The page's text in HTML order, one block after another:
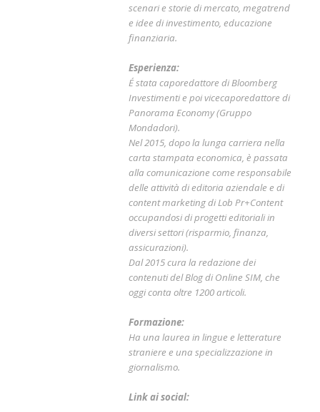
scenari e storie di mercato, megatrend
e idee di investimento, educazione
finanziaria.
Esperienza:
É stata caporedattore di Bloomberg
Investimenti e poi vicecaporedattore di
Panorama Economy (Gruppo
Mondadori).
Nel 2015, dopo la lunga carriera nella
carta stampata economica, è passata
alla comunicazione come responsabile
delle attività di editoria aziendale e di
content marketing di Lob Pr+Content
occupandosi di progetti editoriali in
diversi settori (risparmio, finanza,
assicurazioni).
Dal 2015 cura la redazione dei
contenuti del Blog di Online SIM, che
oggi conta oltre 1200 articoli.
Formazione:
Ha una laurea in lingue e letterature
straniere e una specializzazione in
giornalismo.
Link ai social: